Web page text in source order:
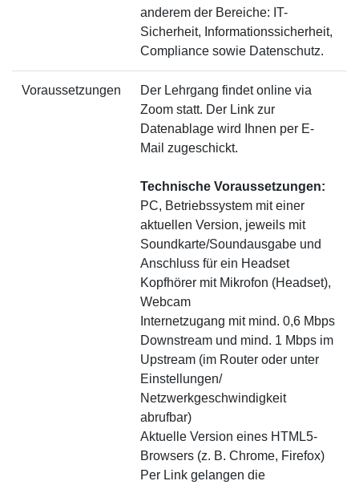
anderem der Bereiche: IT-
Sicherheit, Informationssicherheit,
Compliance sowie Datenschutz.
Voraussetzungen
Der Lehrgang findet online via
Zoom statt. Der Link zur
Datenablage wird Ihnen per E-
Mail zugeschickt.
Technische Voraussetzungen:
PC, Betriebssystem mit einer
aktuellen Version, jeweils mit
Soundkarte/Soundausgabe und
Anschluss für ein Headset
Kopfhörer mit Mikrofon (Headset),
Webcam
Internetzugang mit mind. 0,6 Mbps
Downstream und mind. 1 Mbps im
Upstream (im Router oder unter
Einstellungen/
Netzwerkgeschwindigkeit
abrufbar)
Aktuelle Version eines HTML5-
Browsers (z. B. Chrome, Firefox)
Per Link gelangen die